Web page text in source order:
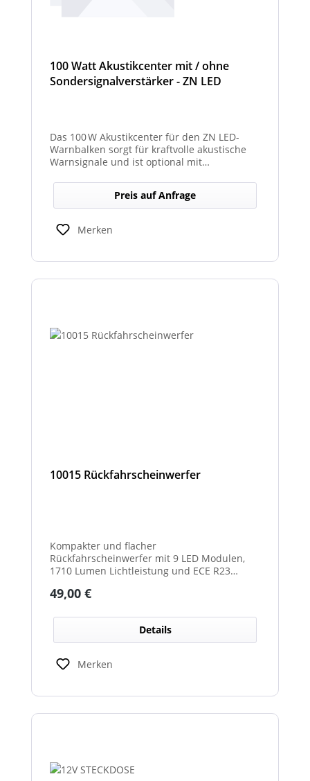
100 Watt Akustikcenter mit / ohne
Sondersignalverstärker - ZN LED
Das 100 W Akustikcenter für den ZN LED-
Warnbalken sorgt für kraftvolle akustische
Warnsignale und ist optional mit
erhältlich.
Preis auf Anfrage
Merken
10015 Rückfahrscheinwerfer
Kompakter und flacher
Rückfahrscheinwerfer mit 9 LED Modulen,
1710 Lumen Lichtleistung und ECE R23
Regulärer Preis:
49,00 €
Details
Merken